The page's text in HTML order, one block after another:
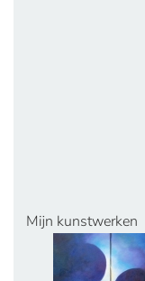
Mijn kunstwerken